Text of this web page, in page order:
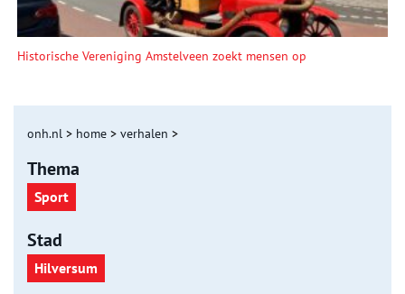
Historische Vereniging Amstelveen zoekt mensen op
onh.nl > home > verhalen >
Thema
Sport
Stad
Hilversum